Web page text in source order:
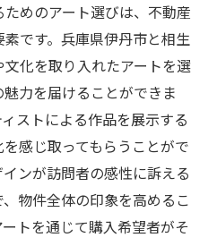
めのアート選びは、不動産
です。兵庫県伊丹市と相生
化を取り入れたアートを選
力を届けることができま
ストによる作品を展示する
感じ取ってもらうことがで
ンが訪問者の感性に訴える
物件全体の印象を高めるこ
トを通じて購入希望者がそ